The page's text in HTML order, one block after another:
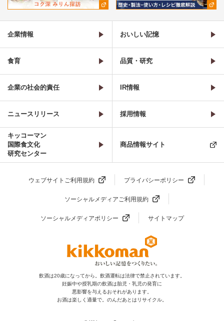
企業情報 おいしい記憶
食育 品質・研究
企業の社会的責任 IR情報
ニュースリリース 採用情報
キッコーマン
国際食文化
研究センター
商品情報サイト
ウェブサイトご利用規約 プライバシーポリシー
ソーシャルメディアご利用規約
ソーシャルメディアポリシー サイトマップ
飲酒は20歳になってから。飲酒運転は法律で禁止されています。
妊娠中や授乳期の飲酒は胎児・乳児の発育に
悪影響を与えるおそれがあります。
お酒は楽しく適量で。のんだあとはリサイクル。